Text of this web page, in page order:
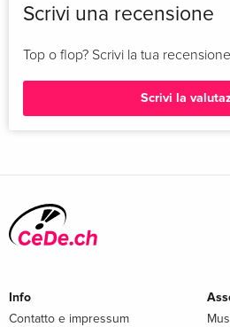
Scrivi una recensione
Top o flop? Scrivi la tua
Scrivi la
Info
Contatto e impressum